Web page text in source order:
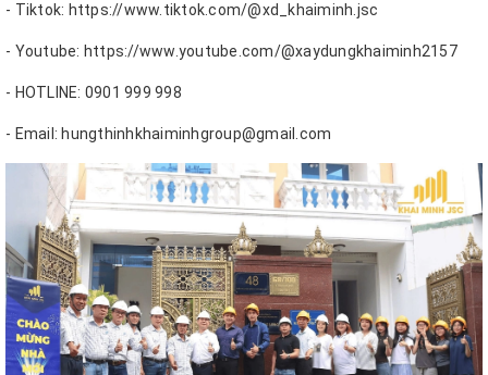
- Tiktok: https://www.tiktok.com/@xd_khaiminh.jsc
- Youtube: https://www.youtube.com/@xaydungkhaiminh2157
- HOTLINE: 0901 999 998
- Email: hungthinhkhaiminhgroup@gmail.com